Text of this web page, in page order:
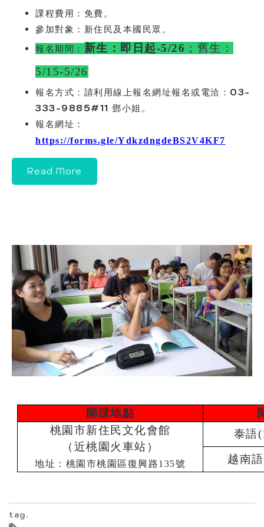
課程費用： 免費。
參加對象：新住民及本國民眾。
報名期間： 新生：即日起-5/26 ；舊生：
5/15-5/26
報名方式： 請利用線上報名網址報名或電洽：03-
333-9885#11 鄧小姐。
報名網址：
https://forms.gle/YdkzdngdeBS2V4KF7
Read More
開課地點
桃園市新住民文化會館
（近桃園火車站）
地址：桃園市桃園區復興路135號
泰語
越南
tag.